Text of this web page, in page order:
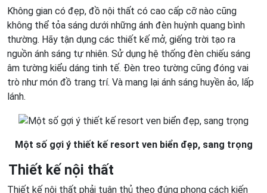
Không gian có đẹp, đồ nội thất có cao cấp cỡ nào cũng
không thể tỏa sáng dưới những ánh đèn huỳnh quang bình
thường. Hãy tận dụng các thiết kế mở, giếng trời tạo ra
nguồn ánh sáng tự nhiên. Sử dụng hệ thống đèn chiếu sáng
âm tường kiểu dáng tinh tế. Đèn treo tường cũng đóng vai
trò như món đồ trang trí. Và mang lại ánh sáng huyền ảo, lấp
lánh.
Một số gợi ý thiết kế resort ven biển đẹp, sang trọng
Thiết kế nội thất
Thiết kế nội thất phải tuân thủ theo đúng phong cách kiến